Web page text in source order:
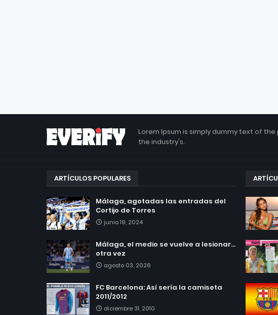
Lorem Ipsum is simply dummy text of
the industry's.
ARTÍCULOS POPULARES
Málaga, agotadas las entradas del
Cortijo de Torres
junio 19, 2024
Málaga, el medio se vuelve a lesionar...
otra vez
agosto 03, 2026
FC Barcelona: Así sería la camiseta
2011/2012
diciembre 31, 2010